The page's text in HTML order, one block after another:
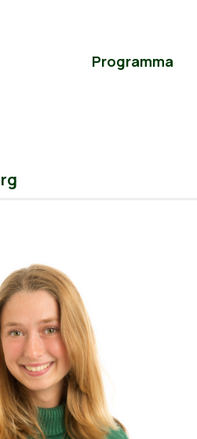
Programma